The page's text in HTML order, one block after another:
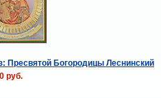
Пресвятой Богородицы Леснинский
руб.